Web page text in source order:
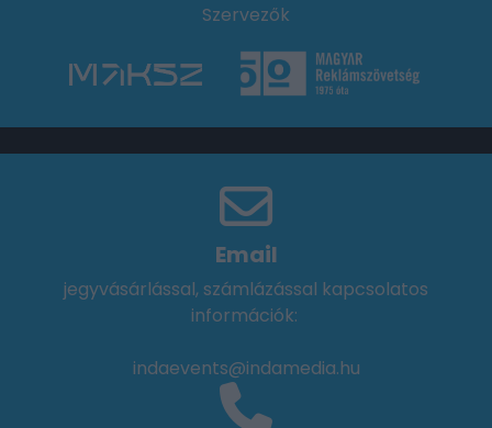
Szervezők
Email
jegyvásárlással, számlázással kapcsolatos
információk:
indaevents@indamedia.hu